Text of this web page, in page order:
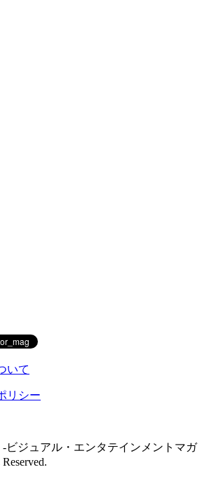
いて
リシー
-ビジュアル・エンタテインメントマガ